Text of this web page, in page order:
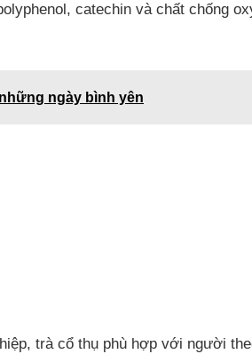
catechin và chất chống
ngày bình yên
trà cổ thụ phù hợp với người